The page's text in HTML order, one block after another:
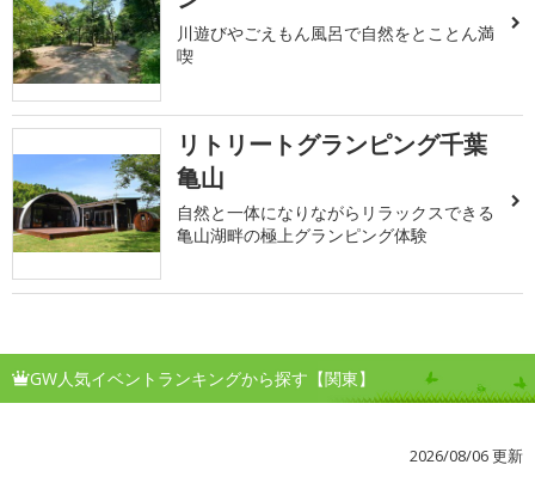
川遊びやごえもん風呂で自然をとことん満
喫
リトリートグランピング千葉
亀山
自然と一体になりながらリラックスできる
亀山湖畔の極上グランピング体験
GW人気イベントランキングから探す【関東】
2026/08/06 更新